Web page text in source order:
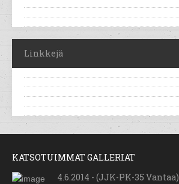
Linkkejä
KATSOTUIMMAT GALLERIAT
4.6.2014 - (JJK-PK-35 Vantaa)